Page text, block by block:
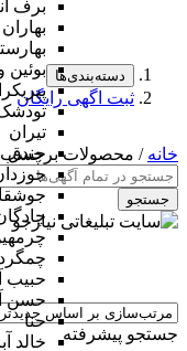
برف
تیران
جندق
حبیب
حسن
حنا
خالد
دسته‌بندی‌ها
ثبت اگهی رایگان
خانه / محصولات برچسب
جستجو
جستجو پیشرفته